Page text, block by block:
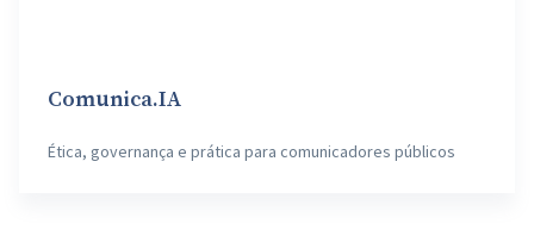
Comunica.IA
Ética, governança e prática para comunicadores públicos